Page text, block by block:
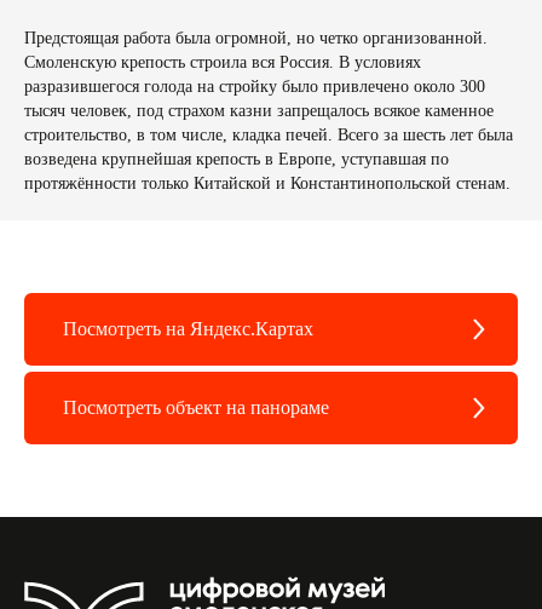
Предстоящая работа была огромной, но четко организованной.
Смоленскую крепость строила вся Россия. В условиях
разразившегося голода на стройку было привлечено около 300
тысяч человек, под страхом казни запрещалось всякое каменное
строительство, в том числе, кладка печей. Всего за шесть лет была
возведена крупнейшая крепость в Европе, уступавшая по
протяжённости только Китайской и Константинопольской стенам.
Посмотреть на Яндекс.Картах
Посмотреть объект на панораме
г. Смоленск, ул. Маяковского,
Пн-Пт 8:00—18:00
Можете нас поддержать
на его развитие